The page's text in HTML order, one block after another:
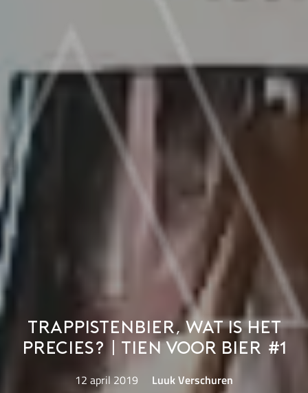
Trappistenbier, wat is het
precies? | Tien voor bier #1
12 april 2019 Luuk Verschuren